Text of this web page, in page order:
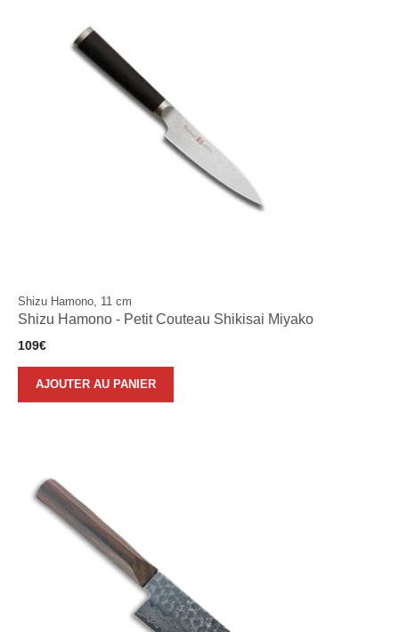
Shizu Hamono, 11 cm
Shizu Hamono - Petit Couteau Shikisai Miyako
109€
AJOUTER AU PANIER